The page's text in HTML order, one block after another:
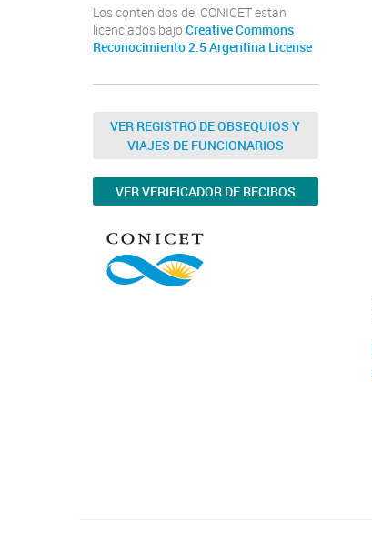
Los contenidos del CONICET están
licenciados bajo Creative Commons
Reconocimiento 2.5 Argentina License
VER REGISTRO DE OBSEQUIOS Y
VIAJES DE FUNCIONARIOS
VER VERIFICADOR DE RECIBOS